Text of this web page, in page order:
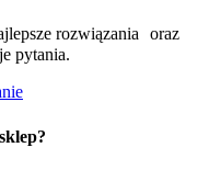
rozwiązania oraz
pytania.